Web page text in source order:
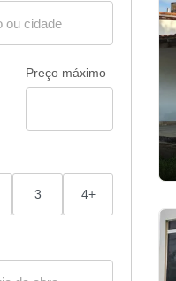
Preço máximo
3 4+